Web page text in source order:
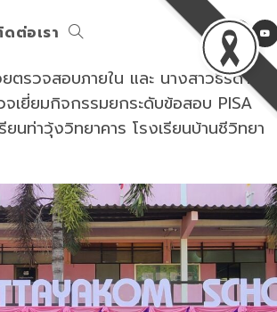
ต่อเรา Toggle
website
จสอบภายใน และ นางสาวธิรดา วัน
ยี่ยมกิจกรรมยกระดับข้อสอบ PISA
นท่าวุ้งวิทยาคาร โรงเรียนบ้านชีวิทยา